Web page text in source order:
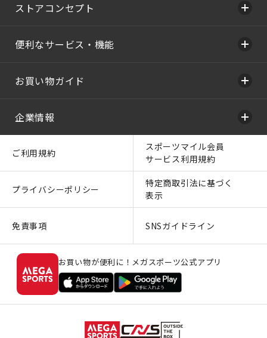
ストアコンセプト
便利なサービス・機能
お買い物ガイド
企業情報
ご利用規約
スポーツマイル会員
サービス利用規約
プライバシーポリシー
特定商取引法に基づく
表示
免責事項 SNSガイドライン
お買い物が便利に！メガスポーツ公式アプリ